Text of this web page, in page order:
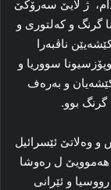
ژ لایێ سەرۆکێ
گرنگ و کەلتوری و
ناڤبەرا
سووریا و
و بەرەف
گرنگ بوو.
وەلاتێ ئێسرائیل
هەموویێ ل رەوشا
و ئێرانی